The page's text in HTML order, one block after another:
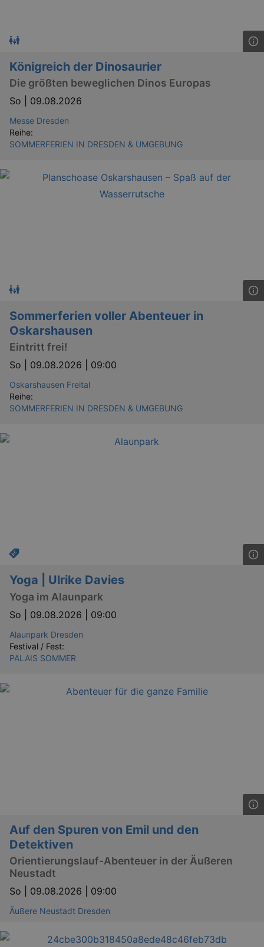
Königreich der Dinosaurier
Die größten beweglichen Dinos Europas
So | 09.08.2026
Messe Dresden
Reihe:
SOMMERFERIEN IN DRESDEN & UMGEBUNG
Sommerferien voller Abenteuer in
Oskarshausen
Eintritt frei!
So | 09.08.2026 | 09:00
Oskarshausen Freital
Reihe:
SOMMERFERIEN IN DRESDEN & UMGEBUNG
Yoga | Ulrike Davies
Yoga im Alaunpark
So | 09.08.2026 | 09:00
Alaunpark Dresden
Festival / Fest:
PALAIS SOMMER
Auf den Spuren von Emil und den
Detektiven
Orientierungslauf-Abenteuer in der Äußeren
Neustadt
So | 09.08.2026 | 09:00
Äußere Neustadt Dresden